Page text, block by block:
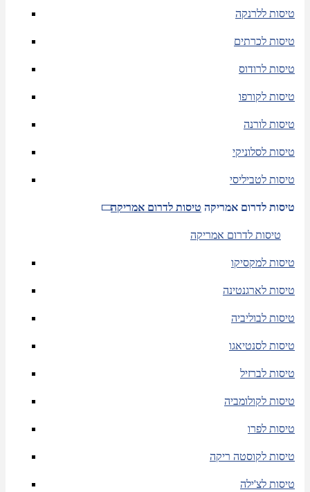
טיסות ללרנקה
טיסות לכרתים
טיסות לרודוס
טיסות לקורפו
טיסות לורנה
טיסות לסלוניקי
טיסות לטביליסי
טיסות לדרום אמריקה טיסות לדרום אמריקה
טיסות לדרום אמריקה
טיסות למקסיקו
טיסות לארגנטינה
טיסות לבוליביה
טיסות לסנטיאגו
טיסות לברזיל
טיסות לקולומביה
טיסות לפרו
טיסות לקוסטה ריקה
טיסות לצ'ילה